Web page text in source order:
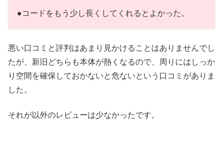
●コードをもう少し長くしてくれるとよかった。
悪い口コミと評判はあまり見かけることはありませんでし
たが、新旧どちらも本体が熱くなるので、周りにはしっか
り空間を確保しておかないと危ないという口コミがありま
した。
それが以外のレビューは少なかったです。